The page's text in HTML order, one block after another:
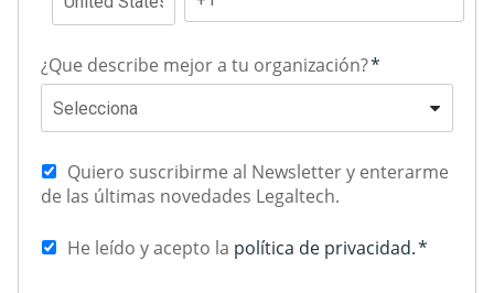
¿Que describe mejor a tu organización?*
Quiero suscribirme al Newsletter y enterarme
de las últimas novedades Legaltech.
He leído y acepto la política de privacidad.*